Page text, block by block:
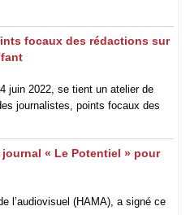
focaux des rédactions sur
juin 2022, se tient un atelier de
journalistes, points focaux des
journal « Le Potentiel » pour
l’audiovisuel (HAMA), a signé ce